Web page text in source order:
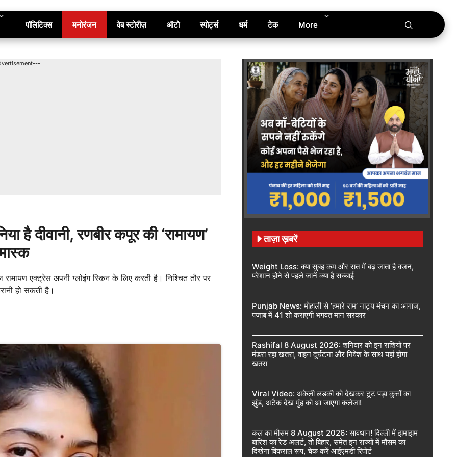
पॉलिटिक्स मनोरंजन वेब स्टोरीज़ ऑटो स्पोर्ट्स धर्म टेक More
है दीवानी, रणबीर कपूर की ‘रामायण’
एक्ट्रेस अपनी ग्लोइंग स्किन के लिए करती है। निश्चित तौर पर
हो सकती है।
ताज़ा ख़बरें
Weight Loss: क्या सुबह कम और रात में बढ़ जाता है वजन,
परेशान होने से पहले जानें क्या है सच्चाई
Punjab News: मोहाली से ‘हमारे राम’ नाट्य मंचन का आगाज,
पंजाब में 41 शो कराएगी भगवंत मान सरकार
Rashifal 8 August 2026: शनिवार को इन राशियों पर
मंडरा रहा खतरा, वाहन दुर्घटना और निवेश के साथ यहां होगा
खतरा
Viral Video: अकेली लड़की को देखकर टूट पड़ा कुत्तों का
झुंड, अटैक देख मुंह को आ जाएगा कलेजा!
कल का मौसम 8 August 2026: सावधान! दिल्ली में झमाझम
बारिश का रेड अलर्ट, तो बिहार, समेत इन राज्यों में मौसम का
दिखेगा विकराल रूप, चेक करें आईएमडी रिपोर्ट